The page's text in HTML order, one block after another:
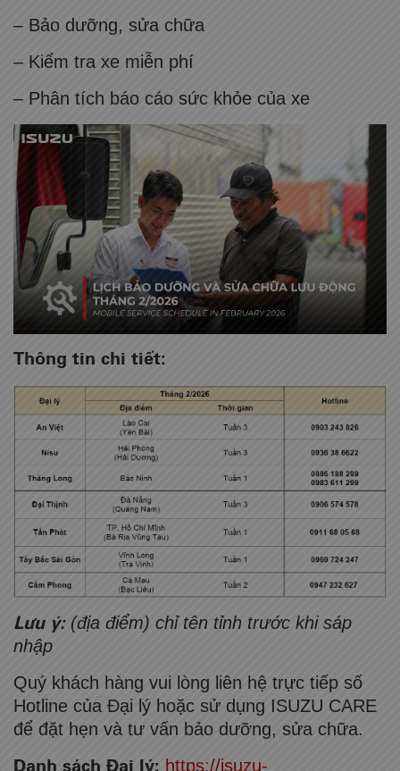
– Bảo dưỡng, sửa chữa
– Kiểm tra xe miễn phí
– Phân tích báo cáo sức khỏe của xe
Thông tin chi tiết:
Lưu ý:(địa điểm) chỉ tên tỉnh trước khi sáp
nhập
Quý khách hàng vui lòng liên hệ trực tiếp số
Hotline của Đại lý hoặc sử dụng ISUZU CARE
để đặt hẹn và tư vấn bảo dưỡng, sửa chữa.
Danh sách Đại lý: https://isuzu-